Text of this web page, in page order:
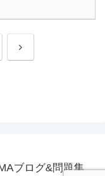
次
ブログ&問題集